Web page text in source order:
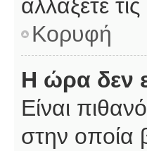
αλλάξετε
Κορυφή
Η ώρα δεν
Είναι
στην οποία